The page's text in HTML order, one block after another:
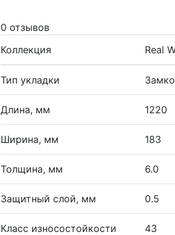
0 отзывов
Коллекция
Real
Тип укладки
Длина, мм 1220
Ширина, мм 183
Толщина, мм 6.0
Защитный слой, мм 0.5
Класс износостойкости 43